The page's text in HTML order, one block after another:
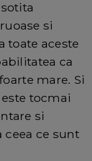
si
toate aceste
ca
mare. Si
tocmai
si
ceea ce sunt